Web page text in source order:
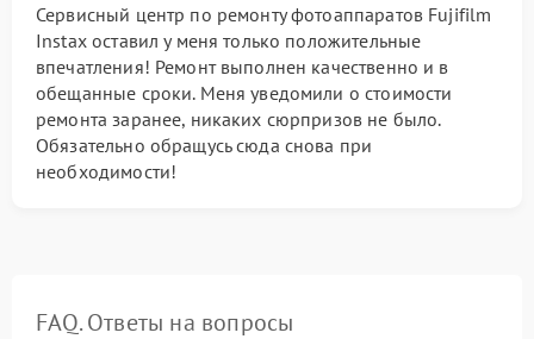
Сервисный центр по ремонту фотоаппаратов Fujifilm
Instax оставил у меня только положительные
впечатления! Ремонт выполнен качественно и в
обещанные сроки. Меня уведомили о стоимости
ремонта заранее, никаких сюрпризов не было.
Обязательно обращусь сюда снова при
необходимости!
FAQ. Ответы на вопросы